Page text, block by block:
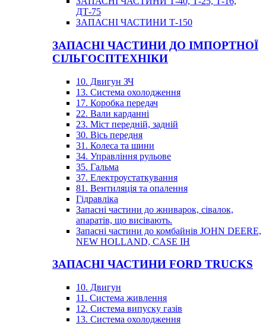
ДТ-75
ЗАПАСНІ ЧАСТИНИ Т-150
ЗАПАСНІ ЧАСТИНИ ДО ІМПОРТНОЇ
СІЛЬГОСПТЕХНІКИ
10. Двигун ЗЧ
13. Система охолодження
17. Коробка передач
22. Вали карданні
23. Міст передній, задній
30. Вісь передня
31. Колеса та шини
34. Управління рульове
35. Гальма
37. Електроустаткування
81. Вентиляція та опалення
Гідравліка
Запасні частини до жниварок, сівалок,
апаратів, що висівають.
Запасні частини до комбайнів JOHN DEERE,
NEW HOLLAND, CASE IH
ЗАПАСНІ ЧАСТИНИ FORD TRUCKS
10. Двигун
11. Система живлення
12. Система випуску газів
13. Система охолодження